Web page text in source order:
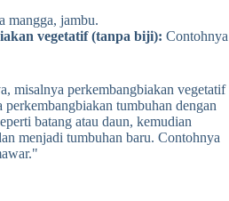
mangga, jambu.
vegetatif (tanpa biji): Contohnya
misalnya perkembangbiakan vegetatif
tumbuhan dengan
batang atau daun, kemudian
menjadi tumbuhan baru. Contohnya